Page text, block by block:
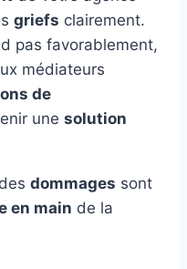
griefs clairement.
pas favorablement,
médiateurs
de
une solution
dommages sont
en main de la